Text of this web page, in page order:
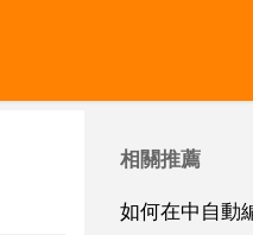
相關推薦